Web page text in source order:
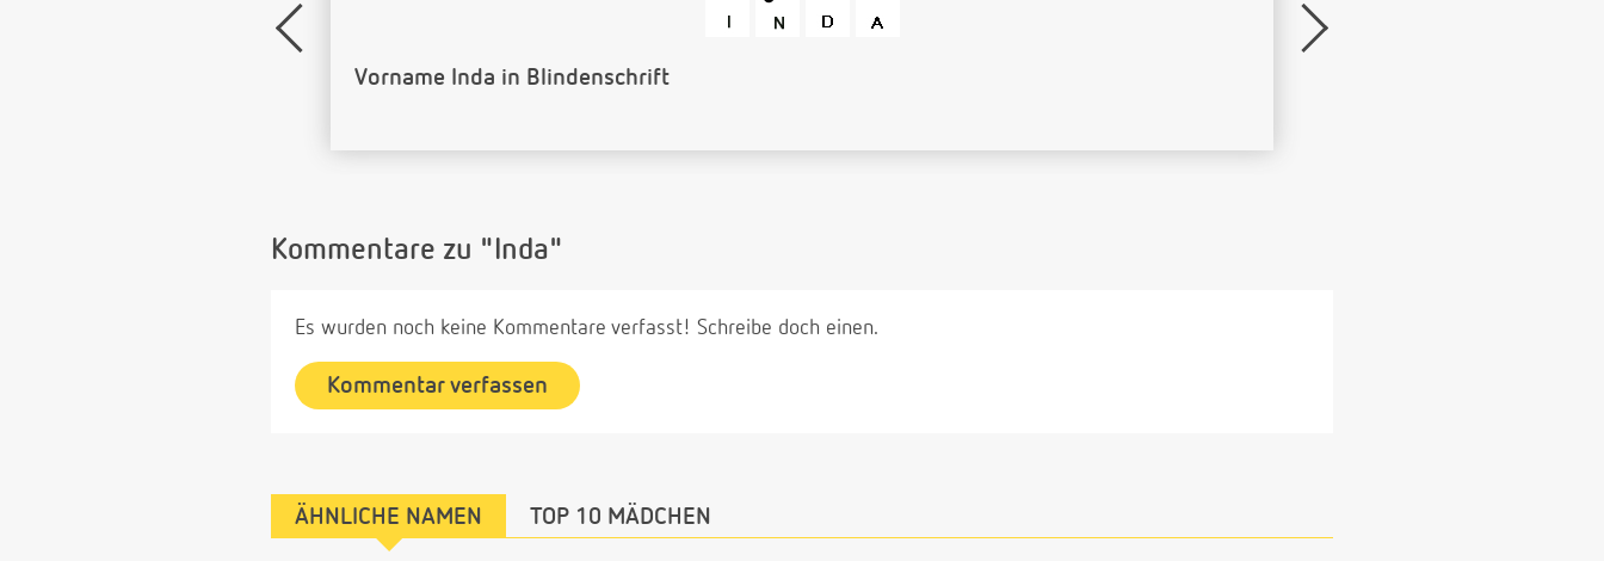
Name Inda als Barcode
Kommentare zu "Inda"
Es wurden noch keine Kommentare verfasst! Schreibe doch einen.
Kommentar verfassen
ÄHNLICHE NAMEN TOP 10 MÄDCHEN